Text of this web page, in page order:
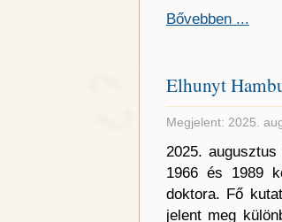
Bővebben ...
Elhunyt
Megjelent: 2025.
2025.
1966 és 1989
doktora. Fő
jelent meg